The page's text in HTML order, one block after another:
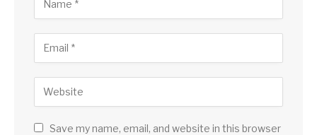
Save my name, email, and website in this browser